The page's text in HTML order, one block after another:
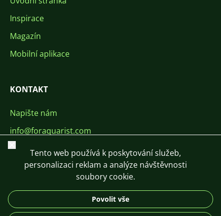
Inspirace
Magazín
Mobilní aplikace
KONTAKT
Napište nám
info@foraquarist.com
+420 603 449 602
Zavřít
Tento web používá k poskytování služeb,
personalizaci reklam a analýze návštěvnosti
soubory cookie.
Povolit vše